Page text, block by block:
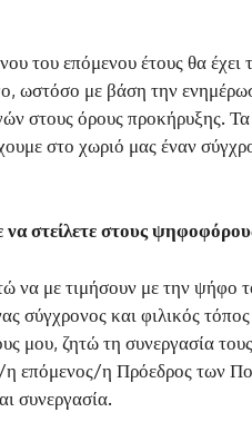
του επόμενου έτους θα
ωστόσο με βάση την
στους όρους προκήρυξης. Τα
στο χωριό μας έναν
στείλετε στους
να με τιμήσουν με την ψήφο
σύγχρονος και φιλικός τόπος
μου, ζητώ τη συνεργασία
επόμενος/η Πρόεδρος των
συνεργασία.